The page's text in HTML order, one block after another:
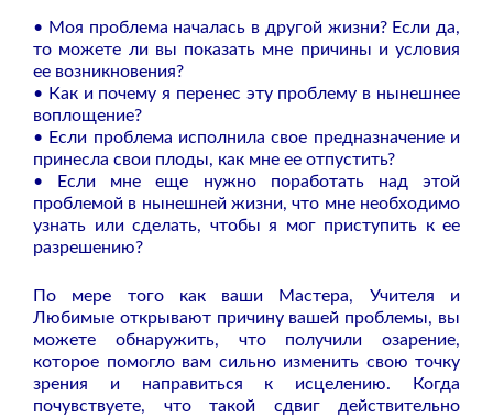
• Моя проблема началась в другой жизни? Если да,
то можете ли вы показать мне причины и условия
ее возникновения?
• Как и почему я перенес эту проблему в нынешнее
воплощение?
• Если проблема исполнила свое предназначение и
принесла свои плоды, как мне ее отпустить?
• Если мне еще нужно поработать над этой
проблемой в нынешней жизни, что мне необходимо
узнать или сделать, чтобы я мог приступить к ее
разрешению?
По мере того как ваши Мастера, Учителя и
Любимые открывают причину вашей проблемы, вы
можете обнаружить, что получили озарение,
которое помогло вам сильно изменить свою точку
зрения и направиться к исцелению. Когда
почувствуете, что такой сдвиг действительно